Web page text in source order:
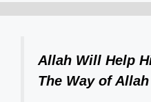
Allah Will Help
The Way of Allah